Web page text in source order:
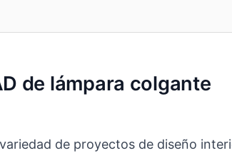
de lámpara colgante
de proyectos de diseño